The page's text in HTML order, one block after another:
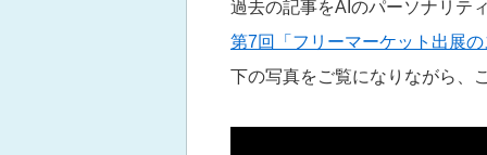
過去の記事をAIのパーソナリテ
第7回「フリーマーケット出展
下の写真をご覧になりながら、